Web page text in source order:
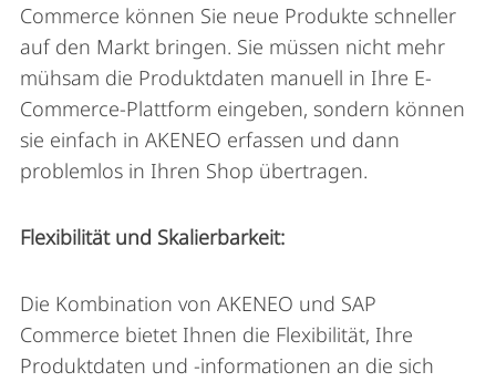
Commerce können Sie neue Produkte schneller
auf den Markt bringen. Sie müssen nicht mehr
mühsam die Produktdaten manuell in Ihre E-
Commerce-Plattform eingeben, sondern können
sie einfach in AKENEO erfassen und dann
problemlos in Ihren Shop übertragen.
Flexibilität und Skalierbarkeit:
Die Kombination von AKENEO und SAP
Commerce bietet Ihnen die Flexibilität, Ihre
Produktdaten und -informationen an die sich